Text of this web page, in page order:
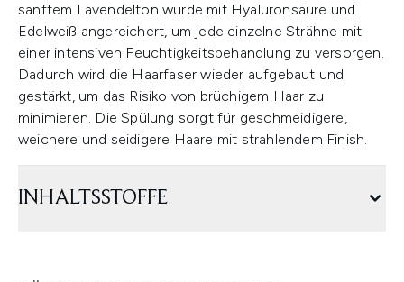
sanftem Lavendelton wurde mit Hyaluronsäure und
Edelweiß angereichert, um jede einzelne Strähne mit
einer intensiven Feuchtigkeitsbehandlung zu versorgen.
Dadurch wird die Haarfaser wieder aufgebaut und
gestärkt, um das Risiko von brüchigem Haar zu
minimieren. Die Spülung sorgt für geschmeidigere,
weichere und seidigere Haare mit strahlendem Finish.
INHALTSSTOFFE